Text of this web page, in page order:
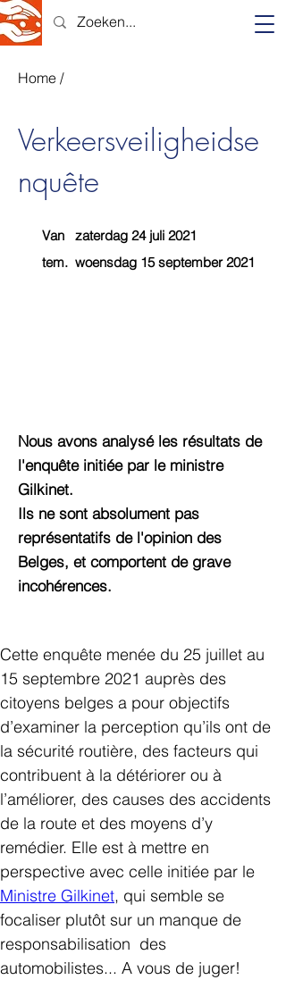
Home /
Verkeersveiligheidse
nquête
Van
tem.
zaterdag 24 juli 2021
woensdag 15 september 2021
Nous avons analysé les résultats de
l'enquête initiée par le ministre
Gilkinet.
Ils ne sont absolument pas
représentatifs de l'opinion des
Belges, et comportent de grave
incohérences.
Cette enquête menée du 25 juillet au
15 septembre 2021 auprès des
citoyens belges a pour objectifs
d’examiner la perception qu’ils ont de
la sécurité routière, des facteurs qui
contribuent à la détériorer ou à
l’améliorer, des causes des accidents
de la route et des moyens d’y
remédier. Elle est à mettre en
perspective avec celle initiée par le
Ministre Gilkinet, qui semble se
focaliser plutôt sur un manque de
responsabilisation  des
automobilistes... A vous de juger!